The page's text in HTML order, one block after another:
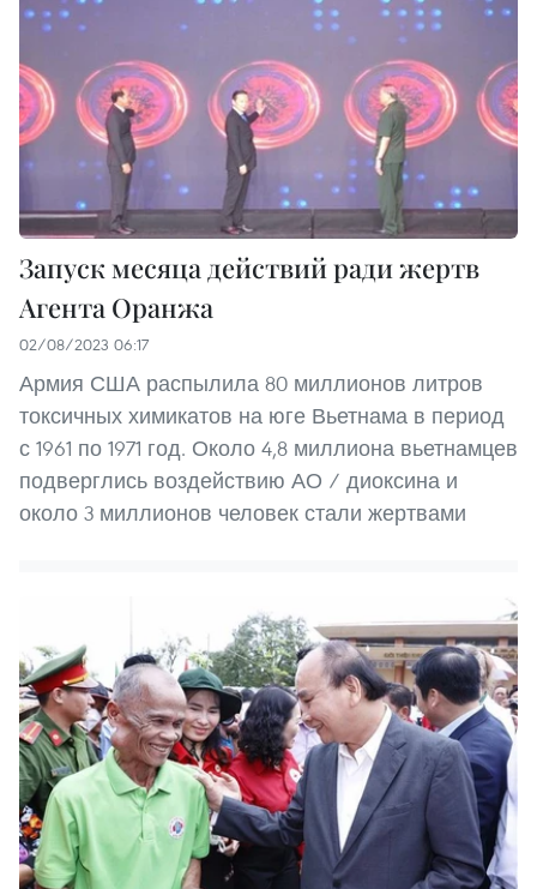
Запуск месяца действий ради жертв
Агента Оранжа
02/08/2023 06:17
Армия США распылила 80 миллионов литров
токсичных химикатов на юге Вьетнама в период
с 1961 по 1971 год. Около 4,8 миллиона вьетнамцев
подверглись воздействию АО / диоксина и
около 3 миллионов человек стали жертвами